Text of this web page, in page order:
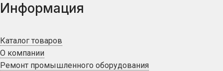
Информация
Каталог товаров
О компании
Ремонт промышленного оборудования